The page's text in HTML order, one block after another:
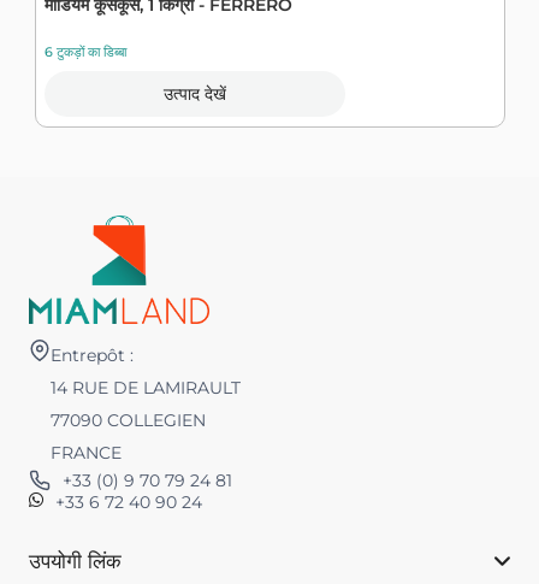
मीडियम कूसकूस, 1 किग्रा - FERRERO
6 टुकड़ों का डिब्बा
उत्पाद देखें
Entrepôt :
14 RUE DE LAMIRAULT
77090 COLLEGIEN
FRANCE
+33 (0) 9 70 79 24 81
+33 6 72 40 90 24
उपयोगी लिंक